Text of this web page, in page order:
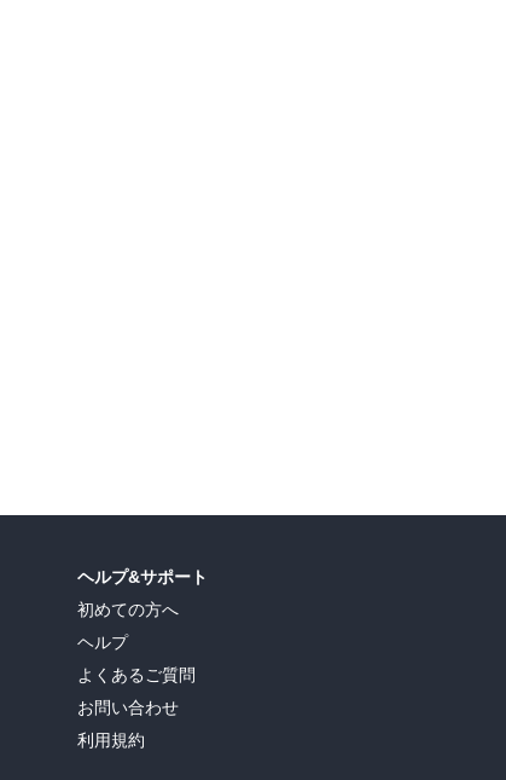
ヘルプ&サポート
初めての方へ
ヘルプ
よくあるご質問
お問い合わせ
利用規約